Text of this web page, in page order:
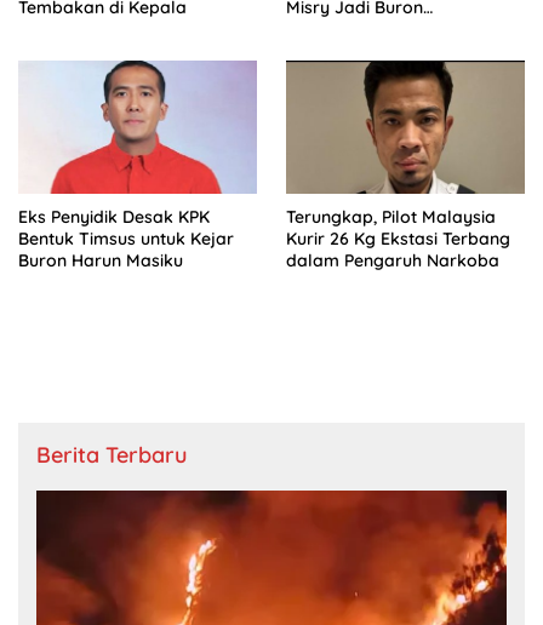
Tembakan di Kepala
Misry Jadi Buron
Eks Penyidik Desak KPK
Bentuk Timsus untuk Kejar
Buron Harun Masiku
Terungkap, Pilot Malaysia
Kurir 26 Kg Ekstasi Terbang
dalam Pengaruh Narkoba
Berita Terbaru